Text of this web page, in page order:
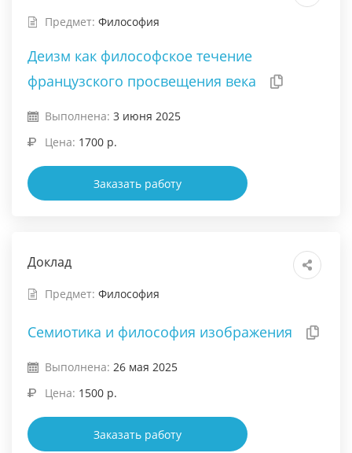
Предмет: Философия
Деизм как философское течение
французского просвещения века
Выполнена: 3 июня 2025
Цена: 1700 р.
Заказать работу
Доклад
Предмет: Философия
Семиотика и философия изображения
Выполнена: 26 мая 2025
Цена: 1500 р.
Заказать работу